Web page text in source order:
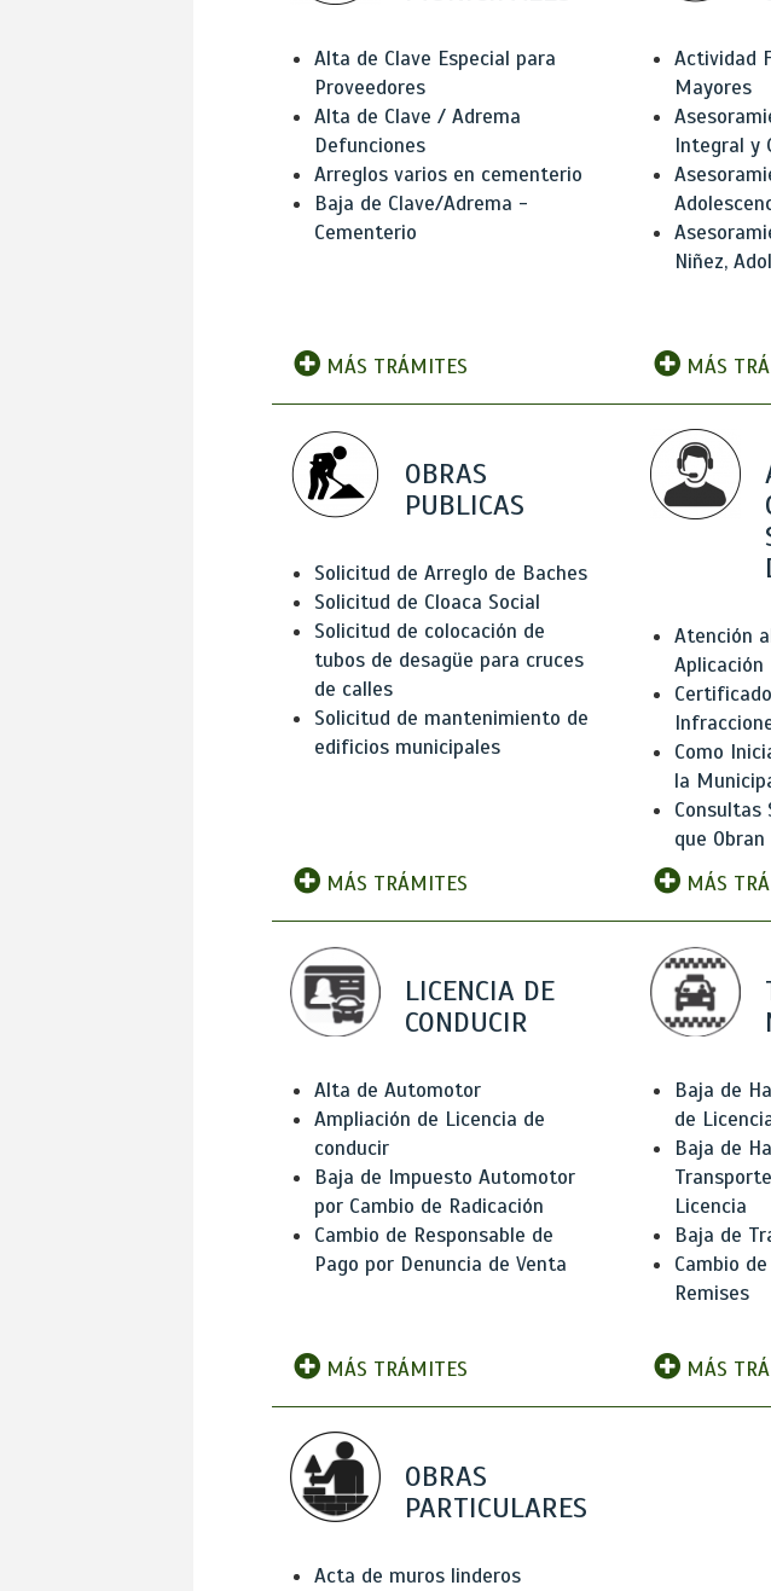
Alta de Clave Especial para
Proveedores
Alta de Clave / Adrema
Defunciones
Arreglos varios en cementerio
Baja de Clave/Adrema -
Cementerio
MÁS TRÁMITES
Actividad
Mayores
Integral y
Niñez,
MÁS
OBRAS
PUBLICAS
Solicitud de Arreglo de Baches
Solicitud de Cloaca Social
Solicitud de colocación de
tubos de desagüe para cruces
de calles
Solicitud de mantenimiento de
edificios municipales
MÁS TRÁMITES
Atención
Aplicación
Como
la
Consultas
que
MÁS
LICENCIA DE
CONDUCIR
Alta de Automotor
Ampliación de Licencia de
conducir
Baja de Impuesto Automotor
por Cambio de Radicación
Cambio de Responsable de
Pago por Denuncia de Venta
MÁS TRÁMITES
Baja de
de
Baja de
Licencia
Baja de
Cambio
Remises
MÁS
OBRAS
PARTICULARES
Acta de muros linderos